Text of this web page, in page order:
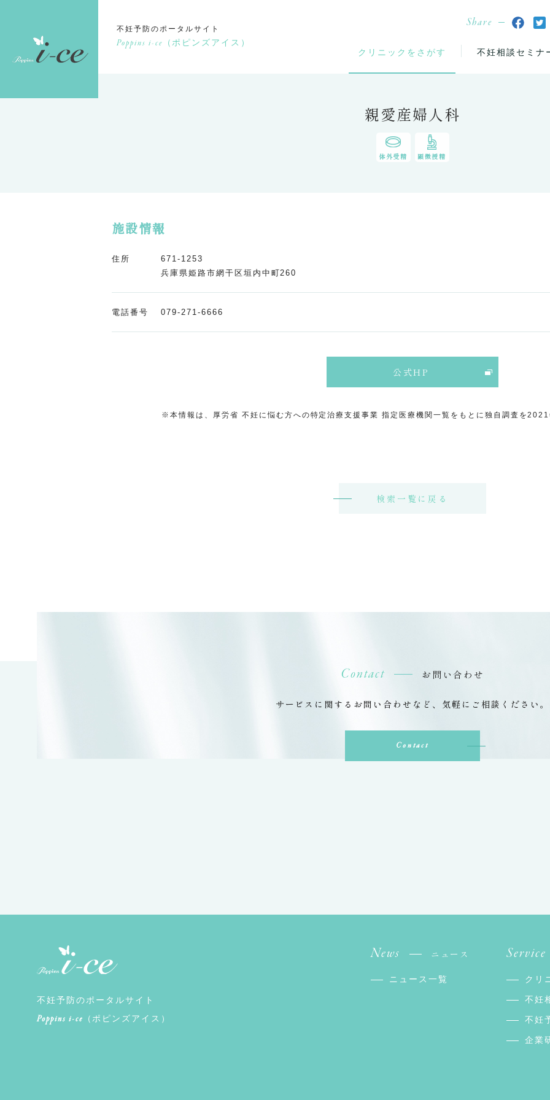
不妊予防のポータルサイト
Poppins i-ce （ポピンズアイス）
Share
クリニックをさがす 不妊相談セミナ
親愛産婦人科
体外受精 顕微授精
施設情報
住所
671-1253
兵庫県姫路市網干区垣内中町260
電話番号 079-271-6666
公式HP
※本情報は、厚労省 不妊に悩む方への特定治療支援事業 指定医療機関一覧をもとに独自調査を2021
検索一覧に戻る
Contact お問い合わせ
サービスに関するお問い合わせなど、 気軽にご相談ください。
Contact
不妊予防のポータルサイト
Poppins i-ce （ポピンズアイス）
News ニュース
ニュース一覧
Service
クリ
不妊
不妊
企業